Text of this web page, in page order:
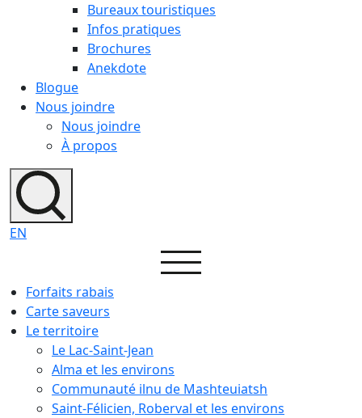
Bureaux touristiques
Infos pratiques
Brochures
Anekdote
Blogue
Nous joindre
Nous joindre
À propos
EN
Forfaits rabais
Carte saveurs
Le territoire
Le Lac-Saint-Jean
Alma et les environs
Communauté ilnu de Mashteuiatsh
Saint-Félicien, Roberval et les environs